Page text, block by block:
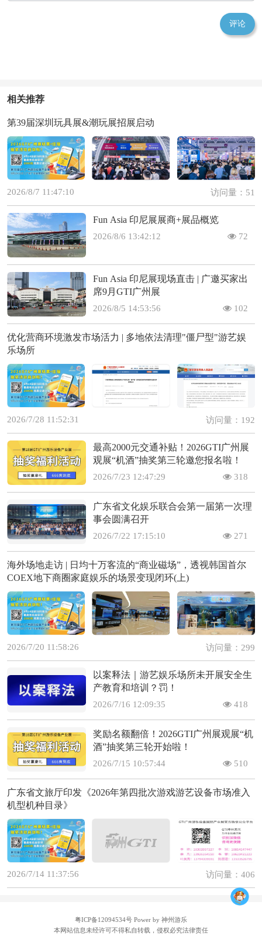
评论
相关推荐
第39届深圳玩具展&潮玩展招展启动
2026/8/7 11:47:10 访问量：51
Fun Asia 印尼展展商+展品概览
2026/8/6 13:42:12 72
Fun Asia 印尼展现场直击 | 广邀买家出
席9月GTI广州展
2026/8/5 14:53:56 102
优化营商环境激发市场活力 | 多地依法清理"僵尸型"游艺娱
乐场所
2026/7/28 11:52:31 访问量：192
最高2000元交通补贴！2026GTI广州展
观展“机酒”抽奖第三轮邀您报名啦！
2026/7/23 12:47:29 318
广东省文化娱乐联合会第一届第一次理
事会圆满召开
2026/7/22 17:15:10 271
海外场地走访 | 日均十万客流的“商业磁场”，透视韩国首尔
COEX地下商圈家庭娱乐的场景变现闭环(上)
2026/7/20 11:58:26 访问量：299
以案释法｜游艺娱乐场所未开展安全生
产教育和培训？罚！
2026/7/16 12:09:35 418
奖励名额翻倍！2026GTI广州展观展“机
酒”抽奖第三轮开始啦！
2026/7/15 10:57:44 510
广东省文旅厅印发《2026年第四批次游戏游艺设备市场准入
机型机种目录》
2026/7/14 11:37:56 访问量：406
粤ICP备12094534号 Power by 神州游乐
本网站信息未经许可不得私自转载，侵权必究法律责任